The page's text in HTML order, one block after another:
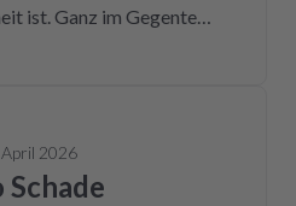
ist. Ganz im Gegenteil.
und dann hatte
refurbished Platine für
2026
Schade